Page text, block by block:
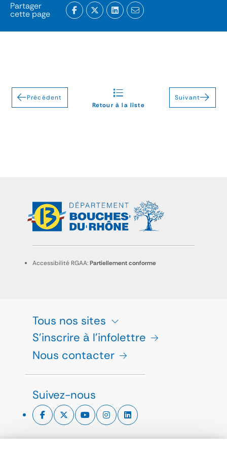
Partager
cette page
Précédent
Retour à la liste
Suivant
Accessibilité RGAA:Partiellement conforme
Tous nos sites
S'inscrire à l'infolettre
Nous contacter
Suivez-nous